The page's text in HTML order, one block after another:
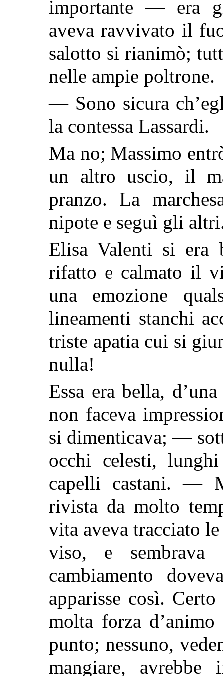
importante — era
aveva ravvivato il
salotto si rianimò;
nelle ampie poltrone.
— Sono sicura
la contessa Lassardi.
Ma no; Massimo
un altro uscio, il
pranzo. La
nipote e seguì gli
Elisa Valenti si era
rifatto e calmato il
una emozione
lineamenti stanchi
triste apatia cui si
nulla!
Essa era bella,
non faceva
si dimenticava; —
occhi celesti,
capelli castani. —
rivista da molto
vita aveva tracciato
viso, e sembrava
cambiamento
apparisse così.
molta forza
punto; nessuno,
mangiare,